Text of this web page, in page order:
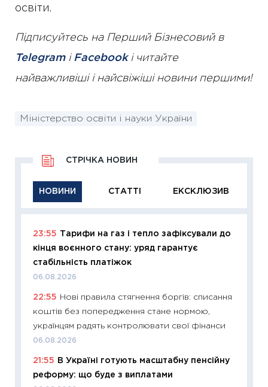
освіти.
Підписуйтесь на Перший Бізнесовий в
Telegramі Facebookі читайте
найважливіші і найсвіжіші новини першими!
Міністерство освіти і науки України
НОВИНИ СТАТТІ ЕКСКЛЮЗИВ
СТРІЧКА НОВИН
23:55
Тарифи на газ і тепло зафіксували до
кінця воєнного стану: уряд гарантує
стабільність платіжок
06.08.2026
22:55
Нові правила стягнення боргів: списання
коштів без попередження стане нормою,
українцям радять контролювати свої фінанси
06.08.2026
21:55
В Україні готують масштабну пенсійну
реформу: що буде з виплатами